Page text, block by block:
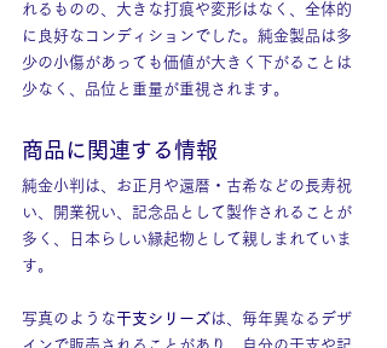
れるものの、大きな打痕や変形はなく、全体的
に良好なコンディションでした。純金製品は多
少の小傷があっても価値が大きく下がることは
少なく、品位と重量が重視されます。
商品に関連する情報
純金小判は、お正月や還暦・古希などの長寿祝
い、開業祝い、記念品として製作されることが
多く、日本らしい縁起物として親しまれていま
す。
写真のような干支シリーズは、毎年異なるデザ